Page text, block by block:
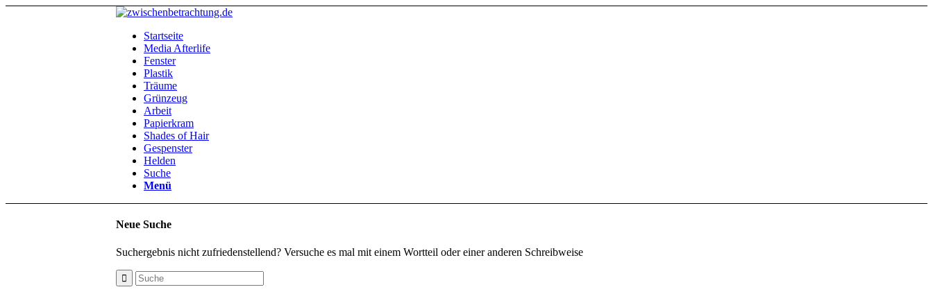
Startseite
Media Afterlife
Fenster
Plastik
Träume
Grünzeug
Arbeit
Papierkram
Shades of Hair
Gespenster
Helden
Suche
Menü
Neue Suche
Suchergebnis nicht zufriedenstellend? Versuche es mal mit einem Wortteil oder einer anderen Schreibweise